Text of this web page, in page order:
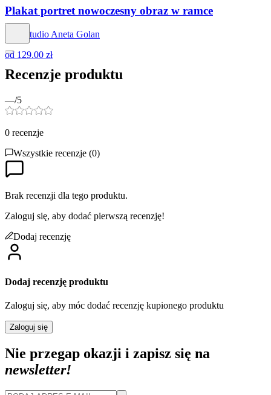
Plakat portret nowoczesny obraz w ramce
Hog Studio Aneta Golan
od 129.00 zł
Recenzje produktu
—/5
0 recenzje
Wszystkie recenzje (0)
Brak recenzji dla tego produktu.
Zaloguj się, aby dodać pierwszą recenzję!
Dodaj recenzję
Dodaj recenzję produktu
Zaloguj się, aby móc dodać recenzję kupionego produktu
Zaloguj się
Nie przegap okazji i zapisz się na
newsletter!